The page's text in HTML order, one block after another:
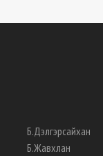
Б.Дэлгэрсайхан
Б.Жавхлан